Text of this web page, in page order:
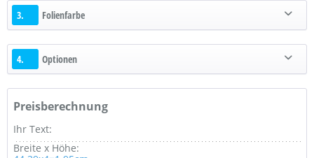
3. Folienfarbe
4. Optionen
Preisberechnung
Ihr Text:
Breite x Höhe: